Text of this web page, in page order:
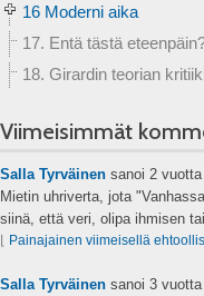
16 Moderni aika
17. Entä tästä
18. Girardin teorian
Viimeisimmät
Salla Tyrväinen sanoi 2
Mietin uhriverta, jota
siinä, että veri, olipa ihmisen
⌊ Painajainen viimeisellä
Salla Tyrväinen sanoi 3